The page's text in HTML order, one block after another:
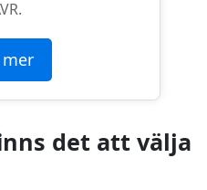
mer
det att välja